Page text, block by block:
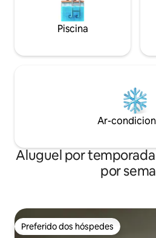
Piscina
Ar-
Aluguel por
por
Preferido dos hóspedes
Preferido dos hóspedes